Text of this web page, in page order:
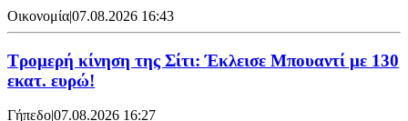
Οικονομία|07.08.2026 16:43
Τρομερή κίνηση της Σίτι: Έκλεισε Μπουαντί με 130
εκατ. ευρώ!
Γήπεδο|07.08.2026 16:27